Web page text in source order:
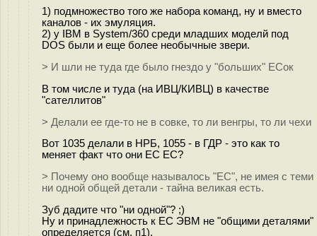
1) подмножество того же набора команд, ну и вместо
каналов - их эмуляция.
2) у IBM в System/360 среди младших моделй под
DOS были и еще более необычные звери.
> И шли не туда где было гнездо у "больших" ЕСок
В том числе и туда (на ИВЦ/КИВЦ) в качестве
"сателлитов"
> Делали ее где-то не в совке, то ли венгры, то ли чехи
Вот 1035 делали в НРБ, 1055 - в ГДР - это как то
меняет факт что они ЕС ЕС?
> Почему оно вообще называлось "ЕС", не имея с теми
ни одной общей детали - тайна великая есть.
Зуб дадите что "ни одной"? ;)
Ну и принадлежность к ЕС ЭВМ не "общими деталями"
определяется (см. п1).